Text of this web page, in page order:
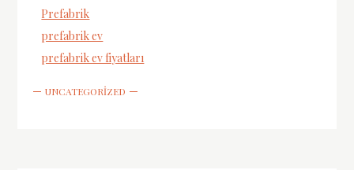
Prefabrik
prefabrik ev
prefabrik ev fiyatları
UNCATEGORIZED